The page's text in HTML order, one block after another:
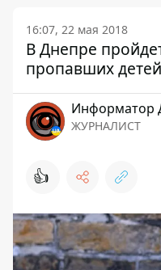
16:07, 22 мая 2018
В Днепре
пропавших детей
Информатор
ЖУРНАЛИСТ
👍